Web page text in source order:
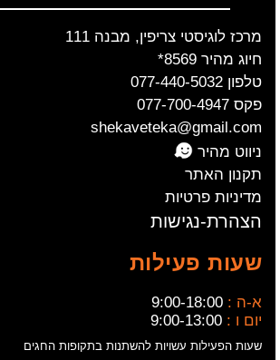
מרכז לוגיסטי צריפין, מבנה 111
חיוג מהיר 8569*
טלפון 077-440-5032
פקס 077-700-4947
shekaveteka@gmail.com
ניווט מהיר
תקנון האתר
מדיניות פרטיות
הצהרת-נגישות
שעות פעילות
א-ה : 9:00-18:00
יום ו : 9:00-13:00
שעות הפעילות עשויות להשתנות בתקופות החגים